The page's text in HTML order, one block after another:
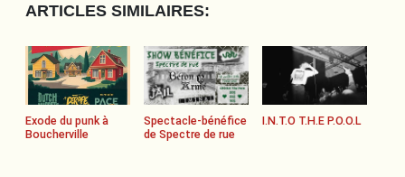
ARTICLES SIMILAIRES:
Exode du punk à
Boucherville
Spectacle-bénéfice
de Spectre de rue
I.N.T.O T.H.E P.O.O.L